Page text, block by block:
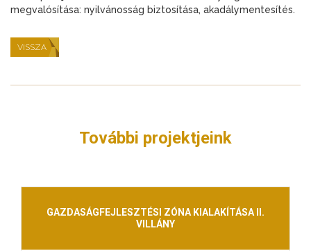
megvalósítása: nyilvánosság biztosítása, akadálymentesítés.
VISSZA
További projektjeink
GAZDASÁGFEJLESZTÉSI ZÓNA KIALAKÍTÁSA II.
VILLÁNY